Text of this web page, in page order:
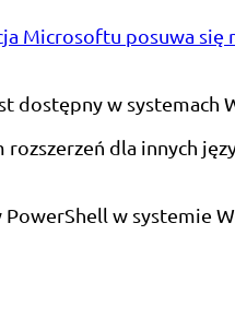
Microsoftu posuwa się
dostępny w systemach
dla innych
w systemie